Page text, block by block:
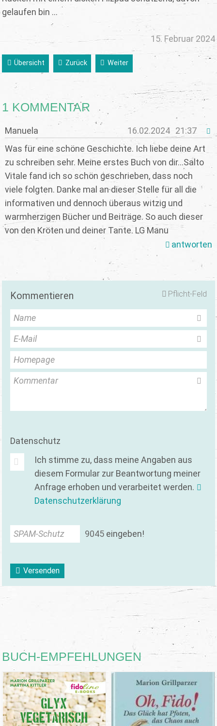
gelaufen bin ...
15. Februar 2024
Übersicht Zurück Weiter
1 KOMMENTAR
Manuela 16.02.2024 21:37
Was für eine schöne Geschichte. Ich liebe deine Art
zu schreiben sehr. Meine erstes Buch von dir...Salto
Vitale fand ich so schön geschrieben, dass noch
viele folgten. Danke mal an dieser Stelle für all die
informativen und dennoch überaus witzig und
warmherzigen Bücher und Beiträge. So auch dieser
von den Kröten und deiner Tante. LG Manu
antworten
Pflicht-Feld
Kommentieren
Name
E-Mail
Homepage
Kommentar
Datenschutz
Ich stimme zu, dass meine Angaben aus
diesem Formular zur Beantwortung meiner
Anfrage erhoben und verarbeitet werden.
Datenschutzerklärung
SPAM-Schutz 9045 eingeben!
Versenden
BUCH-EMPFEHLUNGEN